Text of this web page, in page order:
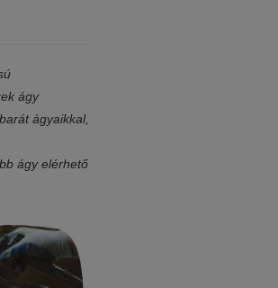
ágy
ágyaikkal,
ágy elérhető